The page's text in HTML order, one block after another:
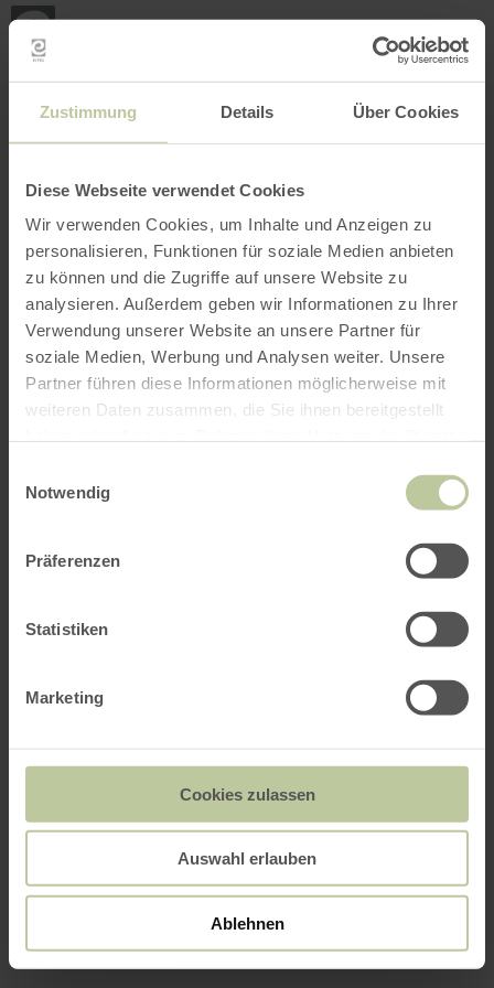
Zustimmung Details Über Cookies
Diese Webseite verwendet Cookies
Wir verwenden Cookies, um Inhalte und Anzeigen zu
personalisieren, Funktionen für soziale Medien anbieten
zu können und die Zugriffe auf unsere Website zu
analysieren. Außerdem geben wir Informationen zu Ihrer
Verwendung unserer Website an unsere Partner für
soziale Medien, Werbung und Analysen weiter. Unsere
Partner führen diese Informationen möglicherweise mit
weiteren Daten zusammen, die Sie ihnen bereitgestellt
Notwendig
Präferenzen
Statistiken
Marketing
Cookies zulassen
Auswahl erlauben
Ablehnen
INTERACTIEVE KAART
Mijn
Filter openen